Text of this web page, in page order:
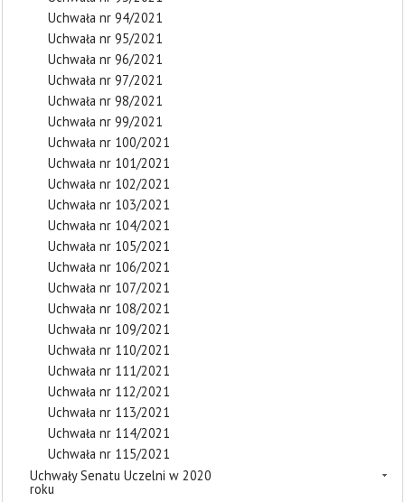
Uchwała nr 94/2021
Uchwała nr 95/2021
Uchwała nr 96/2021
Uchwała nr 97/2021
Uchwała nr 98/2021
Uchwała nr 99/2021
Uchwała nr 100/2021
Uchwała nr 101/2021
Uchwała nr 102/2021
Uchwała nr 103/2021
Uchwała nr 104/2021
Uchwała nr 105/2021
Uchwała nr 106/2021
Uchwała nr 107/2021
Uchwała nr 108/2021
Uchwała nr 109/2021
Uchwała nr 110/2021
Uchwała nr 111/2021
Uchwała nr 112/2021
Uchwała nr 113/2021
Uchwała nr 114/2021
Uchwała nr 115/2021
Uchwały Senatu Uczelni w 2020
roku